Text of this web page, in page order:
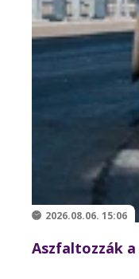
2026.08.06. 15:06
Aszfaltozzák